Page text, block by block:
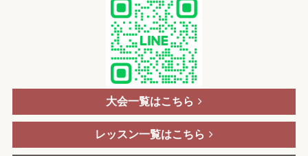
大会一覧はこちら
レッスン一覧はこちら